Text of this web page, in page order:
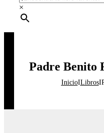
×
Padre Benito
InicioILibrosI